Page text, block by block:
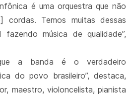
é uma orquestra que não
cordas. Temos muitas dessas
fazendo música de qualidade”,
a banda é o verdadeiro
do povo brasileiro”, destaca,
maestro, violoncelista, pianista